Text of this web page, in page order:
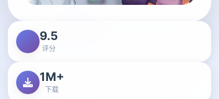
9.5
评分
1M+
下载